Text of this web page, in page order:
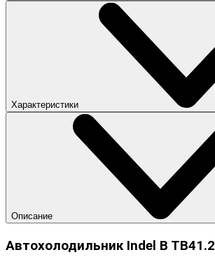
Характеристики
Описание
Автохолодильник Indel B TB41.2